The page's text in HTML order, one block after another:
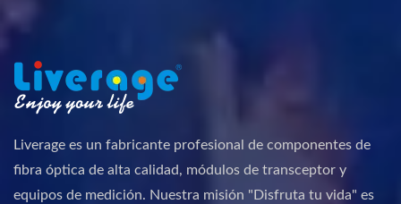
Liverage es un fabricante profesional de componentes de
fibra óptica de alta calidad, módulos de transceptor y
equipos de medición. Nuestra misión "Disfruta tu vida" es